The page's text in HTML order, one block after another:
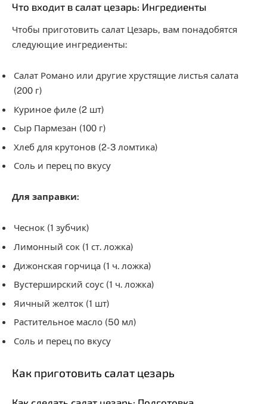
Что входит в салат цезарь: Ингредиенты
Чтобы приготовить салат Цезарь, вам понадобятся
следующие ингредиенты:
Салат Романо или другие хрустящие листья салата
(200 г)
Куриное филе (2 шт)
Сыр Пармезан (100 г)
Хлеб для крутонов (2-3 ломтика)
Соль и перец по вкусу
Для заправки:
Чеснок (1 зубчик)
Лимонный сок (1 ст. ложка)
Дижонская горчица (1 ч. ложка)
Вустерширский соус (1 ч. ложка)
Яичный желток (1 шт)
Растительное масло (50 мл)
Соль и перец по вкусу
Как приготовить салат цезарь